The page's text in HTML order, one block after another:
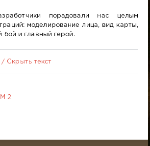
порадовали нас целым
моделирование лица, вид карты,
бой и главный герой.
/ Скрыть текст
2